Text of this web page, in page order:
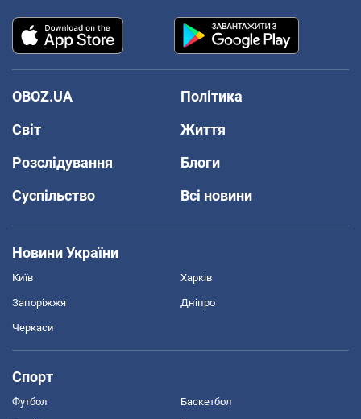
OBOZ.UA
Політика
Світ
Життя
Розслідування
Блоги
Суспільство
Всі новини
Новини України
Київ Харків
Запоріжжя Дніпро
Черкаси
Спорт
Футбол Баскетбол